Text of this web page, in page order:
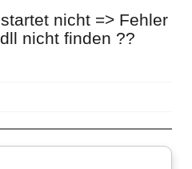
nicht => Fehler
nicht finden ??